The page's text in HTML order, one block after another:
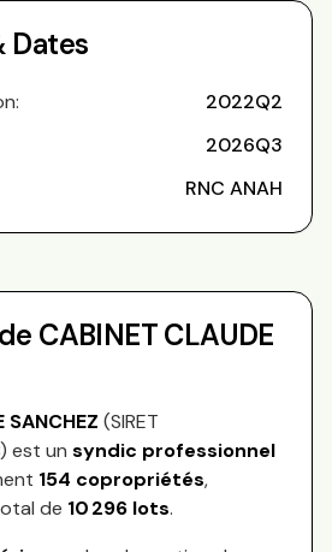
Dates
2022Q2
2026Q3
RNC ANAH
CABINET CLAUDE
SANCHEZ (SIRET
) est un syndic professionnel
154 copropriétés,
de 10 296 lots.